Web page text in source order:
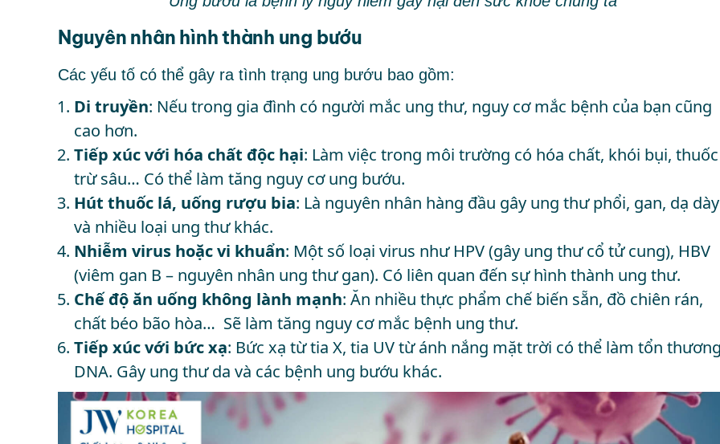
Nguyên nhân hình thành ung bướu
Các yếu tố có thể gây ra tình trạng ung bướu bao gồm:
Di truyền: Nếu trong gia đình có người mắc ung thư, nguy cơ mắc bệnh của bạn cũng
cao hơn.
Tiếp xúc với hóa chất độc hại: Làm việc trong môi trường có hóa chất, khói bụi, thuốc
trừ sâu… Có thể làm tăng nguy cơ ung bướu.
Hút thuốc lá, uống rượu bia: Là nguyên nhân hàng đầu gây ung thư phổi, gan, dạ dày
và nhiều loại ung thư khác.
Nhiễm virus hoặc vi khuẩn: Một số loại virus như HPV (gây ung thư cổ tử cung), HBV
(viêm gan B – nguyên nhân ung thư gan). Có liên quan đến sự hình thành ung thư.
Chế độ ăn uống không lành mạnh: Ăn nhiều thực phẩm chế biến sẵn, đồ chiên rán,
chất béo bão hòa… Sẽ làm tăng nguy cơ mắc bệnh ung thư.
Tiếp xúc với bức xạ: Bức xạ từ tia X, tia UV từ ánh nắng mặt trời có thể làm tổn
DNA. Gây ung thư da và các bệnh ung bướu khác.